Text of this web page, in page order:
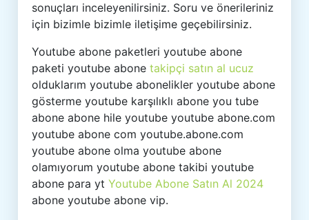
sonuçları inceleyenilirsiniz. Soru ve önerileriniz
için bizimle bizimle iletişime geçebilirsiniz.
Youtube abone paketleri youtube abone
paketi youtube abonetakipçi satın al ucuz
olduklarım youtube abonelikler youtube abone
gösterme youtube karşılıklı abone you tube
abone abone hile youtube youtube abone.com
youtube abone com youtube.abone.com
youtube abone olma youtube abone
olamıyorum youtube abone takibi youtube
abone para ytYoutube Abone Satın Al 2024
abone youtube abone vip.